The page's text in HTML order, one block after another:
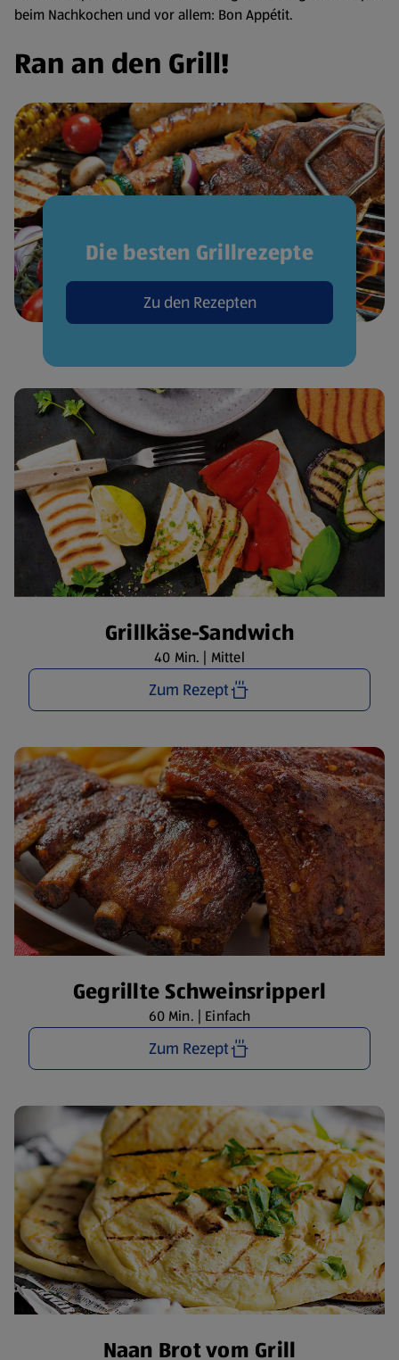
beim Nachkochen und vor allem: Bon Appétit.
Ran an den Grill!
Die besten Grillrezepte
Zu den Rezepten
Grillkäse-Sandwich
40 Min. | Mittel
Zum Rezept
Gegrillte Schweinsripperl
60 Min. | Einfach
Zum Rezept
Naan Brot vom Grill